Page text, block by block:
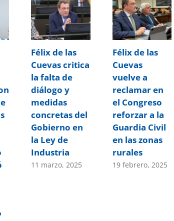
Félix de las
Cuevas critica
la falta de
diálogo y
medidas
concretas del
Gobierno en
la Ley de
Industria
11 marzo, 2025
Félix de las
Cuevas
vuelve a
reclamar en
el Congreso
reforzar a la
Guardia Civil
en las zonas
rurales
19 febrero, 2025